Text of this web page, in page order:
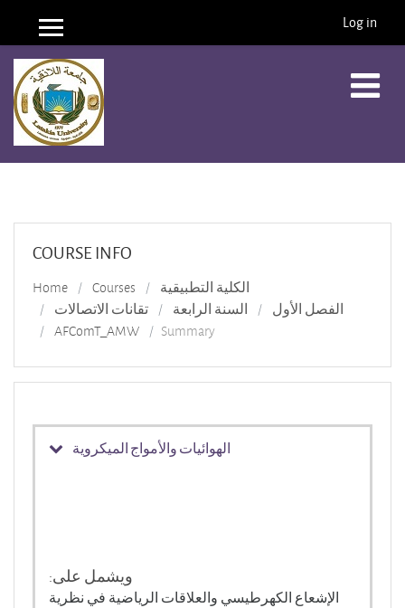
Skip to main content
Side panel Log in
COURSE INFO
Home Courses
الكلية التطبيقية
تقانات الاتصالات
السنة الرابعة
الفصل الأول
AFComT_AMW
Summary
الهوائيات والأمواج الميكروية
ويشمل على:
الإشعاع الكهرطيسي والعلاقات الرياضية في نظرية